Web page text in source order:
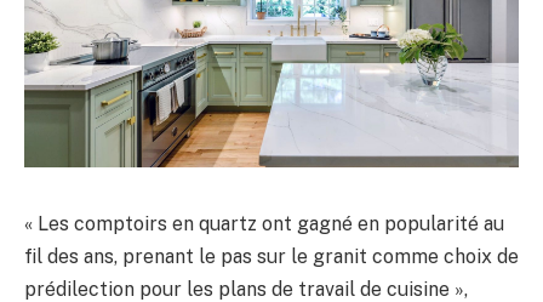
« Les comptoirs en quartz ont gagné en popularité au
fil des ans, prenant le pas sur le granit comme choix de
prédilection pour les plans de travail de cuisine »,